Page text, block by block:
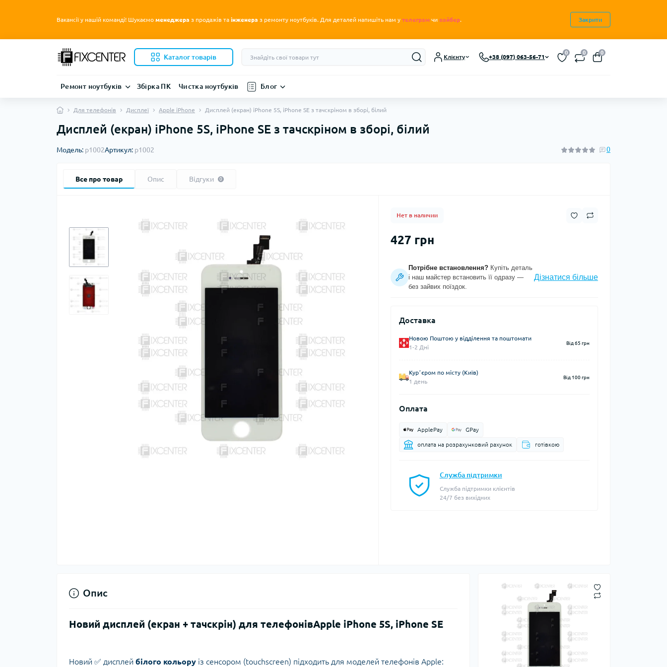
Вакансії у нашій команді! Шукаємо менеджера з продажів та інженера з ремонту ноутбуків. Для деталей напишіть нам у телеграм чи вайбер. Закрити
Каталог товарів Клієнту +38 (097) 063-56-71
0 0 0
Ремонт ноутбуків Збірка ПК Чистка ноутбуків Блог
Для телефонів Дисплеї Apple iPhone Дисплей (екран) iPhone 5S, iPhone SE з тачскріном в зборі, білий
Дисплей (екран) iPhone 5S, iPhone SE з тачскріном в зборі, білий
Модель: p1002Артикул: p1002 0
Все про товар Опис Відгуки 0
Нет в наличии
427 грн
Потрібне встановлення?Купіть деталь
і наш майстер встановить її одразу —
без зайвих поїздок.
Дізнатися більше
Доставка
Новою Поштою у відділення та поштомати
1-2 Дні
Від 65 грн
Курʼєром по місту (Київ)
1 день
Від 100 грн
Оплата
ApplePay GPay
оплата на розрахунковий рахунок готівкою
Служба підтримки
Служба підтримки клієнтів
24/7 без вихідних
Опис
Новий дисплей (екран + тачскрін) для телефонівApple iPhone 5S, iPhone SE
Новий ✅ дисплей білого кольору із сенсором (touchscreen) підходить для моделей телефонів Apple: